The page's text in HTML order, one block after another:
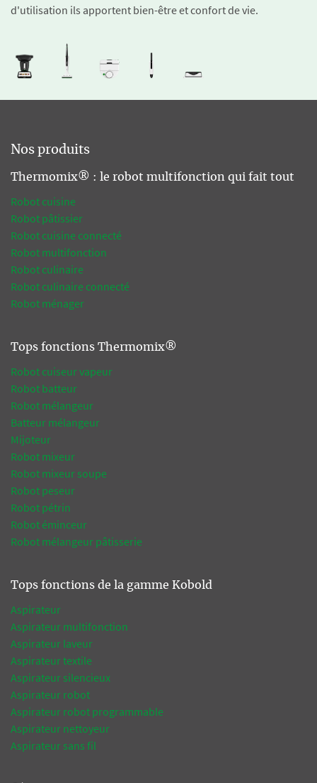
d'utilisation ils apportent bien-être et confort de vie.
Nos produits
Thermomix® : le robot multifonction qui fait tout
Robot cuisine
Robot pâtissier
Robot cuisine connecté
Robot multifonction
Robot culinaire
Robot culinaire connecté
Robot ménager
Tops fonctions Thermomix®
Robot cuiseur vapeur
Robot batteur
Robot mélangeur
Batteur mélangeur
Mijoteur
Robot mixeur
Robot mixeur soupe
Robot peseur
Robot pétrin
Robot éminceur
Robot mélangeur pâtisserie
Tops fonctions de la gamme Kobold
Aspirateur
Aspirateur multifonction
Aspirateur laveur
Aspirateur textile
Aspirateur silencieux
Aspirateur robot
Aspirateur robot programmable
Aspirateur nettoyeur
Aspirateur sans fil